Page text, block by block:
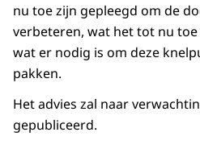
nu toe zijn gepleegd om de
verbeteren, wat het tot nu
wat er nodig is om deze
pakken.
Het advies zal naar
gepubliceerd.